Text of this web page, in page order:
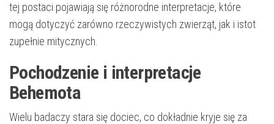
tej postaci pojawiają się różnorodne interpretacje, które
mogą dotyczyć zarówno rzeczywistych zwierząt, jak i istot
zupełnie mitycznych.
Pochodzenie i interpretacje
Behemota
Wielu badaczy stara się dociec, co dokładnie kryje się za